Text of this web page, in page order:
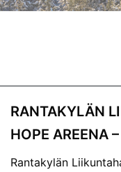
RANTAKYLÄN
HOPE AREENA
Rantakylän